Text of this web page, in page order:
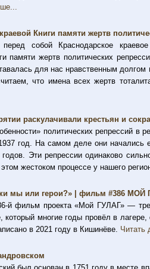
Книги памяти жертв
собой Краснодарское краевое
памяти жертв политических
для нас нравственным долгом
что имена всех жертв
раскулачивали крестьян и
политических репрессий в
год. На самом деле они
Эти репрессии одинаково
жестоком процессе у нашего
мы или герои?» | фильм #386 МОЙ
й фильм проекта «Мой ГУЛАГ» —
который многие годы провёл в
в 2021 году в Кишинёве. Читать